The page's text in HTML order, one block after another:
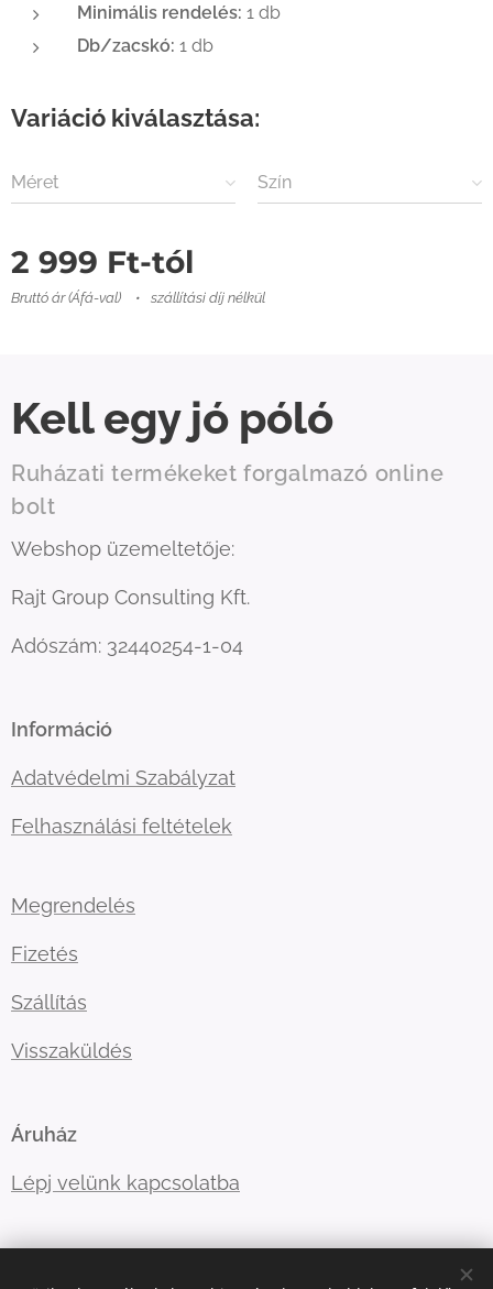
Minimális rendelés: 1 db
Db/zacskó: 1 db
Variáció kiválasztása:
Méret Szín
2 999 Ft-tól
Bruttó ár (Áfá-val) szállítási díj nélkül
Kell egy jó póló
Ruházati termékeket forgalmazó online
bolt
Webshop üzemeltetője:
Rajt Group Consulting Kft.
Adószám: 32440254-1-04
Információ
Adatvédelmi Szabályzat
Felhasználási feltételek
Megrendelés
Fizetés
Szállítás
Visszaküldés
Áruház
Lépj velünk kapcsolatba
ugyfelszolgalat@kellegyjopolo.hu